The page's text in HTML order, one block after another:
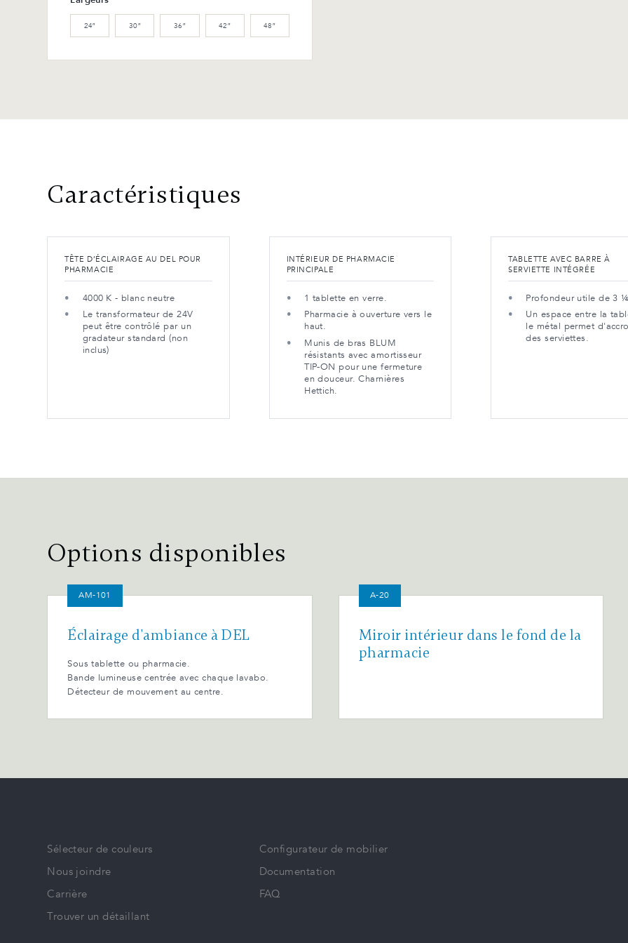
24″ 30″ 36″ 42″ 48″
Caractéristiques
TÊTE D’ÉCLAIRAGE AU DEL POUR
PHARMACIE
4000 K - blanc neutre
Le transformateur de 24V
peut être contrôlé par un
gradateur standard (non
inclus)
INTÉRIEUR DE PHARMACIE
PRINCIPALE
1 tablette en verre.
Pharmacie à ouverture vers le
haut.
Munis de bras BLUM
résistants avec amortisseur
TIP-ON pour une fermeture
en douceur. Charnières
Hettich.
TABLETTE AVEC BARRE À
SERVIETTE INTÉGRÉE
Profondeur utile de 3
Un espace entre la
le métal permet
des serviettes.
Options disponibles
AM-101
Éclairage d'ambiance à DEL
Sous tablette ou pharmacie.
Bande lumineuse centrée avec chaque lavabo.
Détecteur de mouvement au centre.
A-20
Miroir intérieur dans le fond de la
pharmacie
Sélecteur de couleurs
Configurateur de mobilier
Nous joindre
Documentation
Carrière
FAQ
Trouver un détaillant